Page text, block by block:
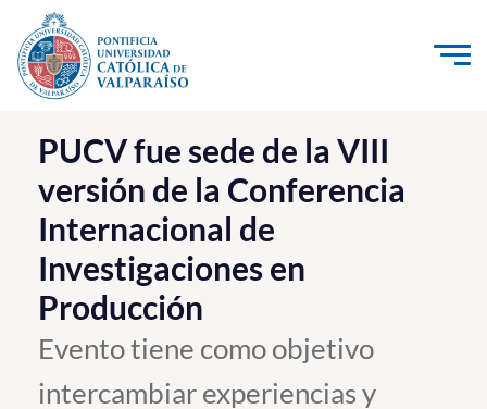
Click acá para ir directamente al contenido
La Universidad
Investigación, Creación e Innovación
PUCV Internacional
Vinculación con el Medio
Admisión
Pregrado
PUCV fue sede de la VIII
versión de la Conferencia
Internacional de
Investigaciones en
Producción
Evento tiene como objetivo
intercambiar experiencias y